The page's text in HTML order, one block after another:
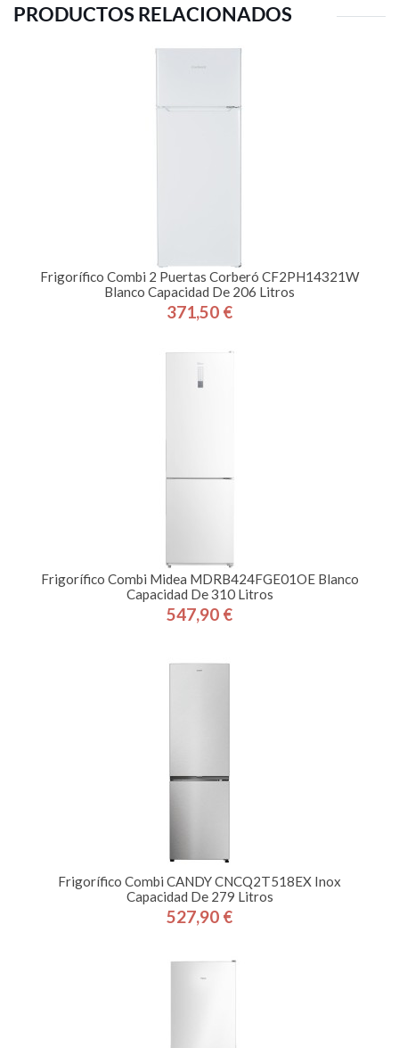
PRODUCTOS RELACIONADOS
Frigorífico Combi 2 Puertas Corberó CF2PH14321W
Blanco Capacidad De 206 Litros
Precio
371,50 €
Frigorífico Combi Midea MDRB424FGE01OE Blanco
Capacidad De 310 Litros
Precio
547,90 €
Frigorífico Combi CANDY CNCQ2T518EX Inox
Capacidad De 279 Litros
Precio
527,90 €